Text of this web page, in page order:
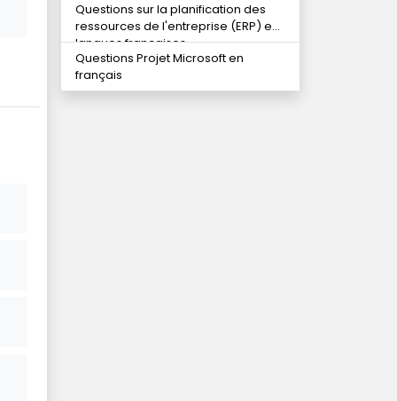
Questions sur la planification des
ressources de l'entreprise (ERP) en
langues françaises
Questions Projet Microsoft en
français